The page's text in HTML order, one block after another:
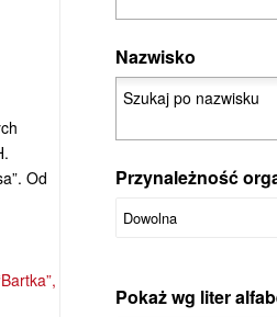
Od
Nazwisko
Przynależność
Pokaż wg liter